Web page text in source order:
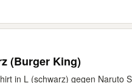
(Burger King)
in L (schwarz) gegen Naruto